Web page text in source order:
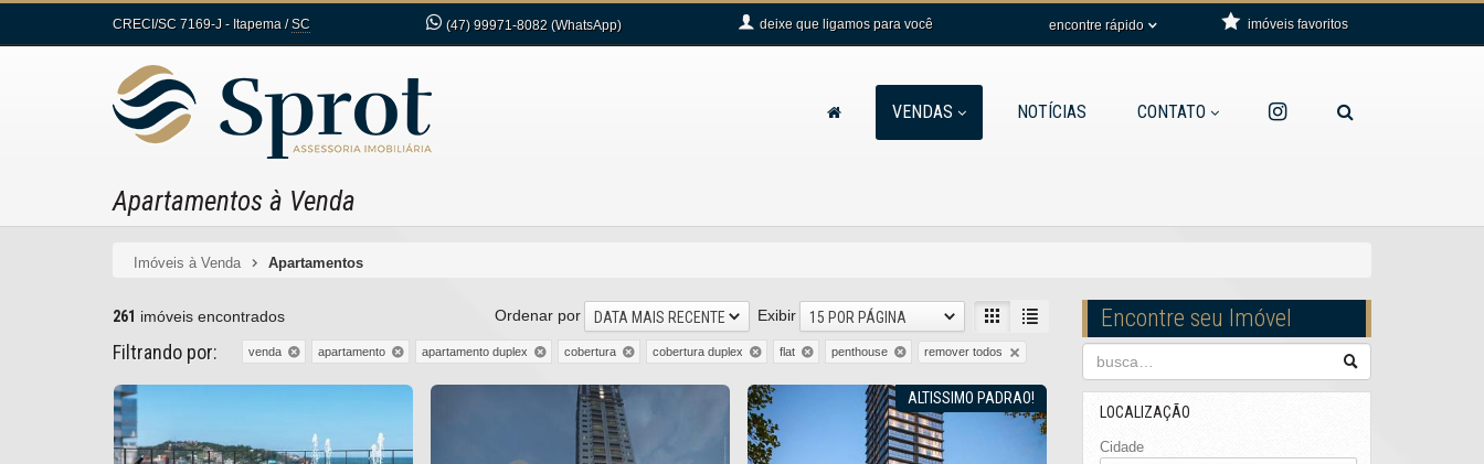
CRECI/SC 7169-J - Itapema /SC (47) 99971-8082 (WhatsApp) deixe que ligamos para você encontre rápido imóveis favoritos
VENDAS NOTÍCIAS CONTATO
Apartamentos à Venda
Imóveis à Venda Apartamentos
Encontre seu Imóvel
LOCALIZAÇÃO
Cidade
261 imóveis encontrados Exibir 15 POR PÁGINA
Ordenar por DATA MAIS RECENTE
Filtrando por: venda apartamento apartamento duplex cobertura cobertura duplex flat penthouse remover todos
ALTISSIMO PADRAO!